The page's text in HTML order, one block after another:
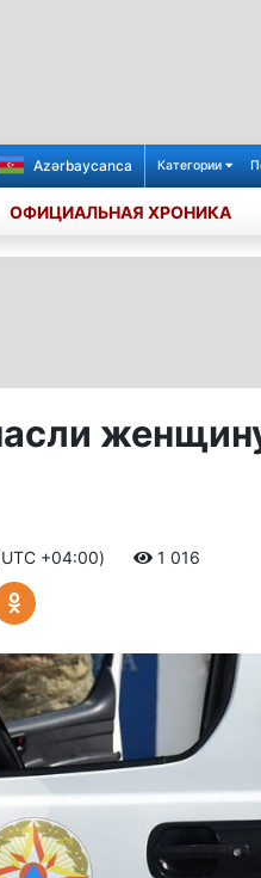
Azərbaycanca Категории
ОФИЦИАЛЬНАЯ ХРОНИКА
+04:00) 1 016